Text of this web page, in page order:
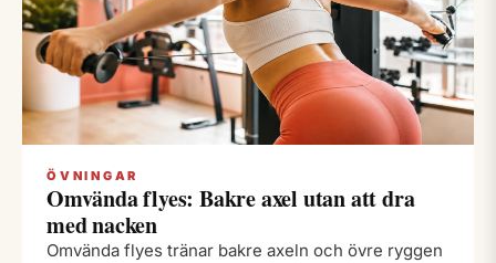
ÖVNINGAR
Omvända flyes: Bakre axel utan att dra
med nacken
Omvända flyes tränar bakre axeln och övre ryggen